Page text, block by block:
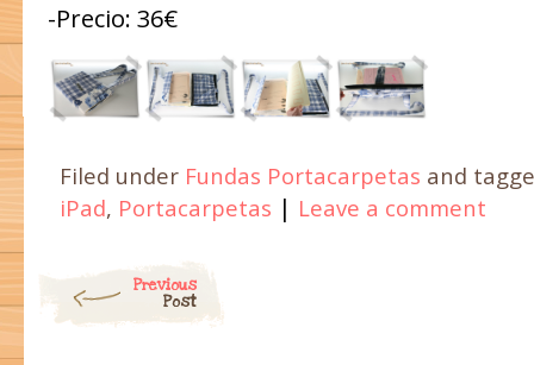
-Precio: 36€
Filed under Fundas Portacarpetas and
iPad, Portacarpetas | Leave a comment
Previous
Post